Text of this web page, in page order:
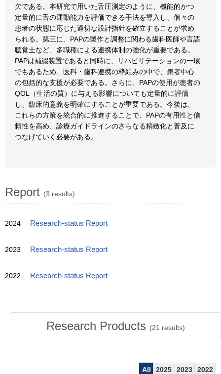
欠である。本研究で用いた舌圧測定のように、機能的かつ
定量的に舌の運動能力を評価できる手法を導入し、個々の
患者の状態に応じた適切な設計指針を確立することが求め
られる。第三に、PAPの製作と調整に関わる歯科医師や言語
聴覚士など、多職種による連携体制の強化が重要である。
PAPは補綴装置であると同時に、リハビリテーションの一環
でもあるため、医科・歯科連携の枠組みの中で、患者中心
の包括的な支援が必要である。さらに、PAPの使用が患者の
QOL（生活の質）に与える影響についても定量的に評価
し、臨床的意義を明確にすることが重要である。今後は、
これらの方策を統合的に推進することで、PAPの有用性と信
頼性を高め、診療ガイドラインのさらなる精緻化と普及に
つなげていく必要がある。
Report (3 results)
2024 Research-status Report
2023 Research-status Report
2022 Research-status Report
Research Products (21 results)
All 2025 2023
2022